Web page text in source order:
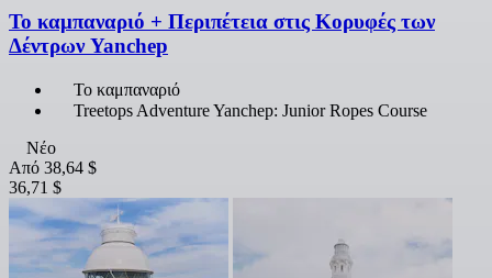
Το καμπαναριό + Περιπέτεια στις Κορυφές των
Δέντρων Yanchep
Το καμπαναριό
Treetops Adventure Yanchep: Junior Ropes Course
Νέο
Από 38,64 $
36,71 $